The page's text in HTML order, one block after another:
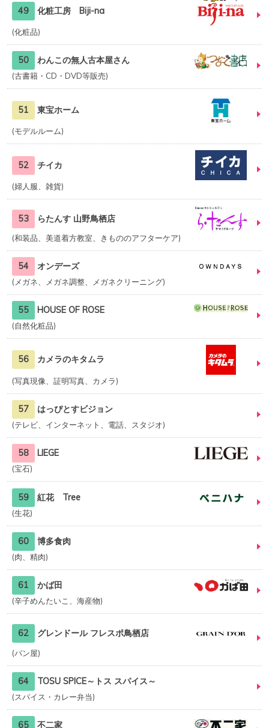
49 化粧工房 Biji-na
化粧品
50 わんこの無人古本屋さん
古書籍・CD・DVD等販売
51 東宝ホーム
モデルルーム
52 チイカ
婦人服、雑貨
53 らたんす 山野鳥栖店
和装品、美道着方教室、きもののアフターケア
54 オンデーズ
メガネ、メガネ調整、メガネクリーニング
55 HOUSE OF ROSE
自然化粧品
56 カメラのキタムラ
写真現像、証明写真、カメラ
57 はっぴとすビジョン
テレビ、インターネット、電話、スタジオ
58 LIEGE
宝石
59 紅花 Tree
生花
60 博多食肉
肉、精肉
61 かば田
辛子めんたいこ、海産物
62 グレンドール フレスポ鳥栖店
パン屋
64 TOSU SPICE～トス スパイス～
スパイス・カレー弁当
65 不二家